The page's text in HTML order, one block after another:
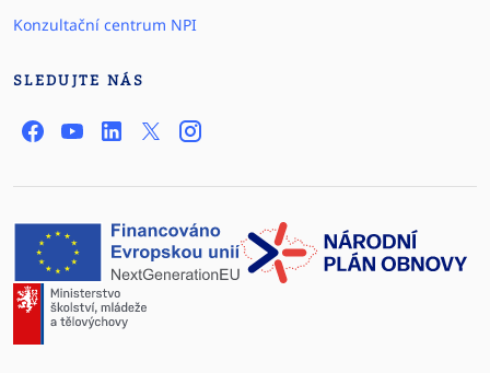
Konzultační centrum NPI
SLEDUJTE NÁS